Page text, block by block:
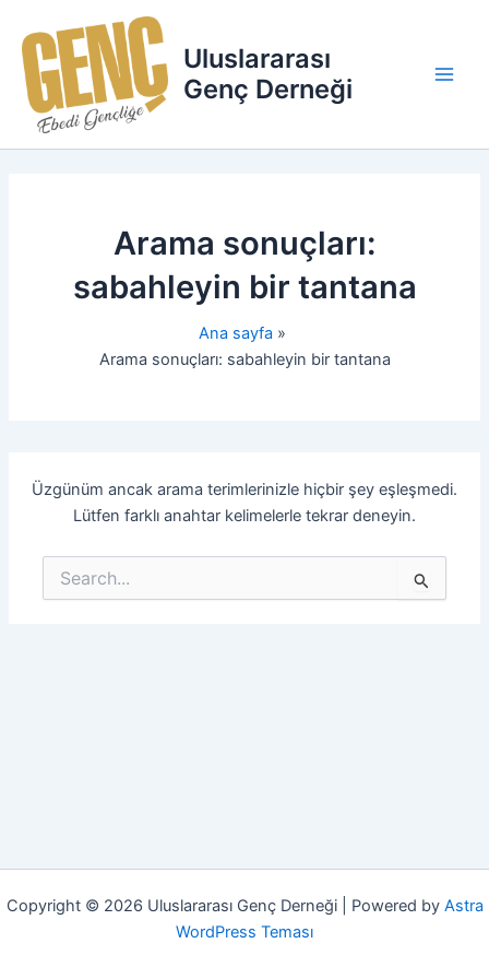
atla
Uluslararası
Genç Derneği
Arama sonuçları:
sabahleyin bir tantana
Ana sayfa
Arama sonuçları: sabahleyin bir tantana
Üzgünüm ancak arama terimlerinizle hiçbir şey eşleşmedi.
Lütfen farklı anahtar kelimelerle tekrar deneyin.
Search
for:
Copyright © 2026 Uluslararası Genç Derneği | Powered by Astra
WordPress Teması